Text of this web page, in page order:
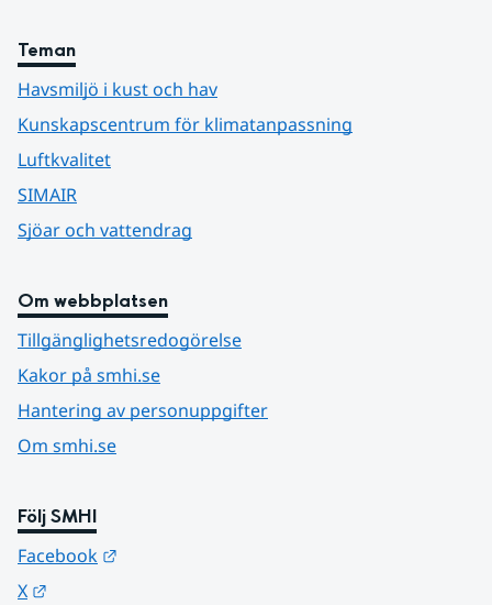
Teman
Havsmiljö i kust och hav
Kunskapscentrum för klimatanpassning
Luftkvalitet
SIMAIR
Sjöar och vattendrag
Om webbplatsen
Tillgänglighetsredogörelse
Kakor på smhi.se
Hantering av personuppgifter
Om smhi.se
Följ SMHI
Facebook
X